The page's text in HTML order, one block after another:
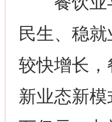
民生、稳
较快增长
新业态新